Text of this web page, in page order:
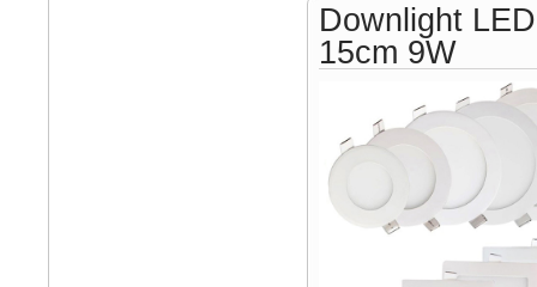
Downlight
15cm 9W